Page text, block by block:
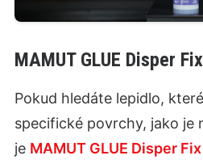
MAMUT GLUE Disper Fix
Pokud hledáte lepidlo,
specifické povrchy, jako je
je MAMUT GLUE Disper Fix